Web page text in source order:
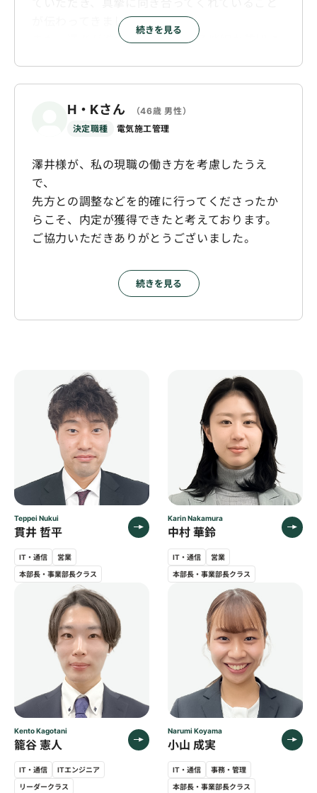
が伝わってきました。
また、選考が進むにつれて生じる些細な質問に
続きを見る
H・Kさん
（46歳 男性）
決定職種
電気施工管理
澤井様が、私の現職の働き方を考慮したうえ
で、
先方との調整などを的確に行ってくださったか
らこそ、内定が獲得できたと考えております。
ご協力いただきありがとうございました。
続きを見る
Teppei Nukui
貫井 哲平
IT・通信
営業
本部長・事業部長クラス
Karin Nakamura
中村 華鈴
IT・通信
営業
本部長・事業部長クラス
Kento Kagotani
籠谷 憲人
IT・通信
ITエンジニア
リーダークラス
Narumi Koyama
小山 成実
IT・通信
事務・管理
本部長・事業部長クラス